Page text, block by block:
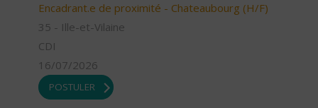
Encadrant.e de proximité - Chateaubourg (H/F)
35 - Ille-et-Vilaine
CDI
16/07/2026
POSTULER